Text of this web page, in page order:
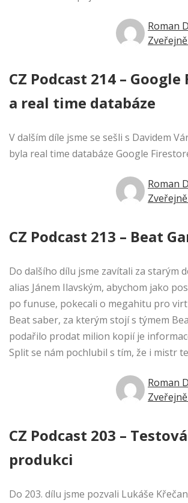
Roman
CZ Podcast 214 –
a real time databáze
V dalším díle jsme se sešli s Davidem
byla real time databáze Google
Roman
CZ Podcast 213 – Beat
Do dalšího dílu jsme zavítali za starým
alias Jánem Ilavským, abychom jako
po funuse, pokecali o megahitu pro
Beat saber, za kterým stojí s týmem
podařilo prodat milion kopií je
Split se nám pochlubil s tím, že i mistr
Roman
CZ Podcast 203 –
produkci
Do 203. dílu jsme pozvali Lukáše